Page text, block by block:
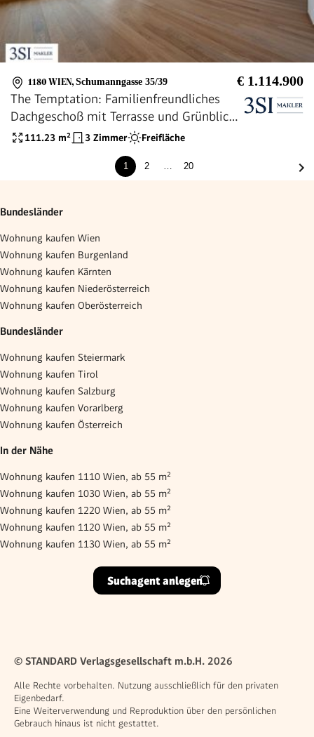
1180 WIEN, Schumanngasse 35/39 € 1.114.900
The Temptation: Familienfreundliches
Dachgeschoß mit Terrasse und Grünblick
nahe dem Kutschkermarkt
111.23 m² 3 Zimmer Freifläche
1 2 … 20
Bundesländer
Wohnung kaufen Wien
Wohnung kaufen Burgenland
Wohnung kaufen Kärnten
Wohnung kaufen Niederösterreich
Wohnung kaufen Oberösterreich
Bundesländer
Wohnung kaufen Steiermark
Wohnung kaufen Tirol
Wohnung kaufen Salzburg
Wohnung kaufen Vorarlberg
Wohnung kaufen Österreich
In der Nähe
Wohnung kaufen 1110 Wien, ab 55 m²
Wohnung kaufen 1030 Wien, ab 55 m²
Wohnung kaufen 1220 Wien, ab 55 m²
Wohnung kaufen 1120 Wien, ab 55 m²
Wohnung kaufen 1130 Wien, ab 55 m²
Suchagent anlegen
© STANDARD Verlagsgesellschaft m.b.H. 2026
Alle Rechte vorbehalten. Nutzung ausschließlich für den privaten
Eigenbedarf.
Eine Weiterverwendung und Reproduktion über den persönlichen
Gebrauch hinaus ist nicht gestattet.